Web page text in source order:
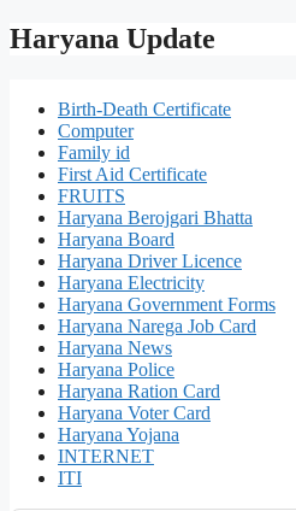
Haryana Update
Birth-Death Certificate
Computer
Family id
First Aid Certificate
FRUITS
Haryana Berojgari Bhatta
Haryana Board
Haryana Driver Licence
Haryana Electricity
Haryana Government Forms
Haryana Narega Job Card
Haryana News
Haryana Police
Haryana Ration Card
Haryana Voter Card
Haryana Yojana
INTERNET
ITI